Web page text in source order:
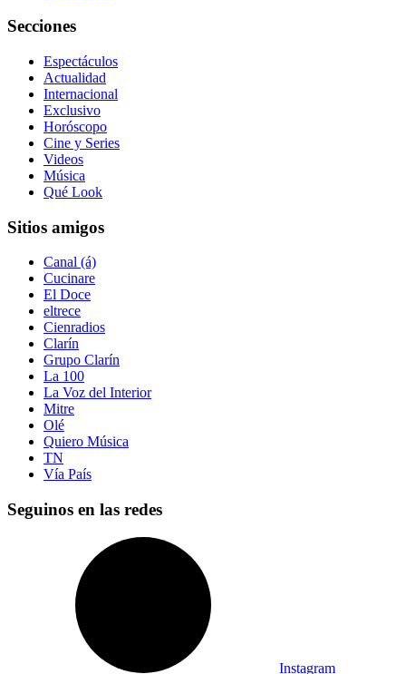
Secciones
Espectáculos
Actualidad
Internacional
Exclusivo
Horóscopo
Cine y Series
Videos
Música
Qué Look
Sitios amigos
Canal (á)
Cucinare
El Doce
eltrece
Cienradios
Clarín
Grupo Clarín
La 100
La Voz del Interior
Mitre
Olé
Quiero Música
TN
Vía País
Seguinos en las redes
Instagram